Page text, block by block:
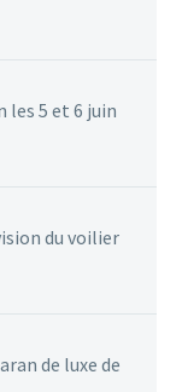
les 5 et 6 juin
du voilier
de luxe de